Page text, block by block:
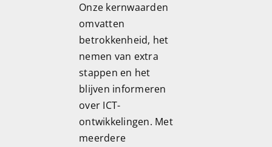
Onze kernwaarden
omvatten
betrokkenheid, het
nemen van extra
stappen en het
blijven informeren
over ICT-
ontwikkelingen. Met
meerdere